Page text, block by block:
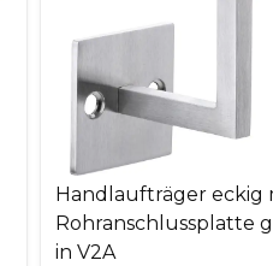
Handlaufträger eckig
Rohranschlussplatte
in V2A